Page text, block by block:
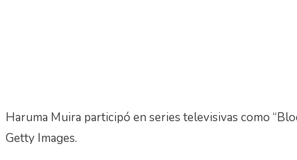
Haruma Muira participó en series televisivas como
Getty Images.